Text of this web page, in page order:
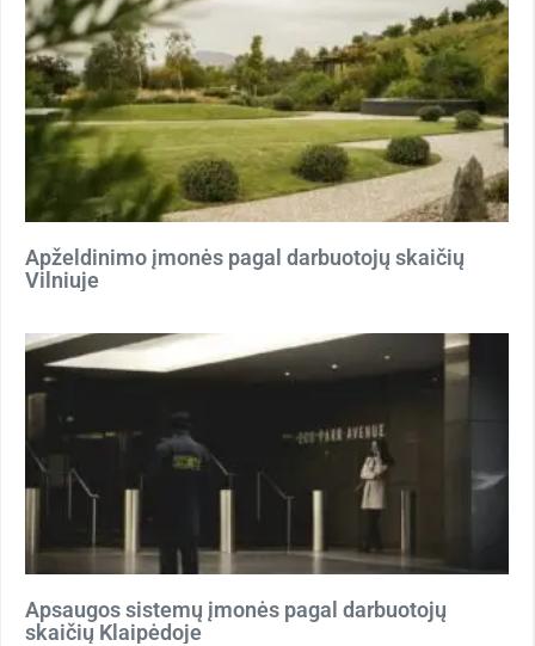
Apželdinimo įmonės pagal darbuotojų skaičių
Vilniuje
Apsaugos sistemų įmonės pagal darbuotojų
skaičių Klaipėdoje